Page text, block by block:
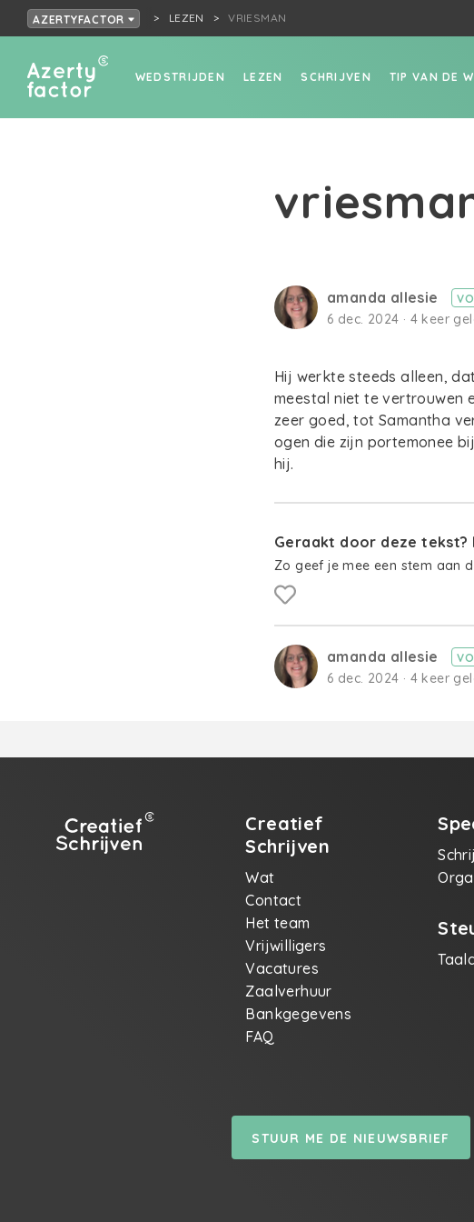
AZERTYFACTOR LEZEN VRIESMAN
WEDSTRIJDEN LEZEN SCHRIJVEN TIP VAN DE
amanda allesie
6 dec. 2024 · 4 keer
Hij werkte steeds alleen,
meestal niet te vertrouwen
zeer goed, tot Samantha
ogen die zijn portemonee
hij.
Geraakt door deze tekst?
Zo geef je mee een stem aan
amanda allesie
6 dec. 2024 · 4 keer
Creatief
Schrijven
Wat
Contact
Het team
Vrijwilligers
Vacatures
Zaalverhuur
Bankgegevens
FAQ
STUUR ME DE NIEUWSBRIEF